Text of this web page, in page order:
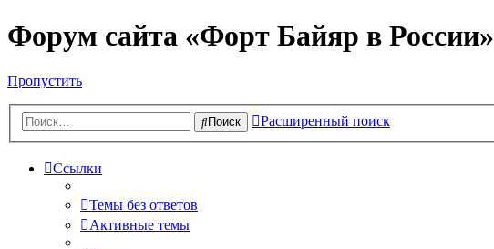
Форум сайта «Форт Байяр в России»
Пропустить
Поиск Расширенный поиск
Ссылки
Темы без ответов
Активные темы